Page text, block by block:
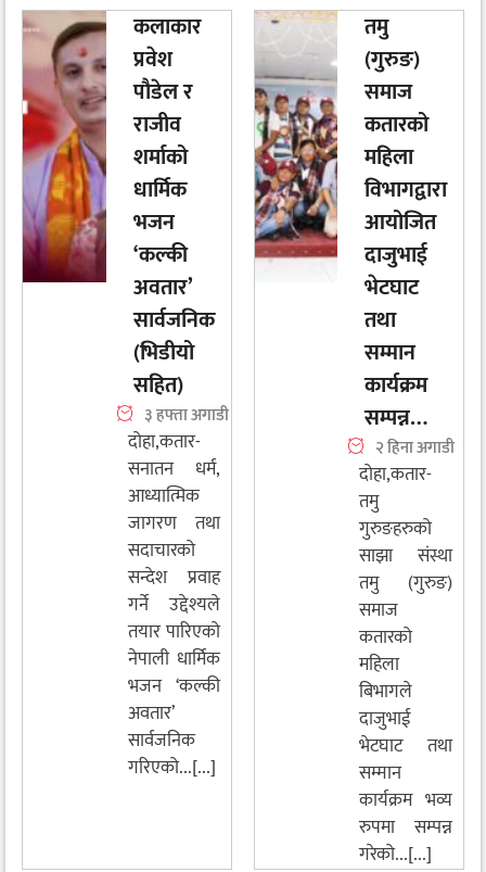
कलाकार
प्रवेश
पौडेल र
राजीव
शर्माको
धार्मिक
भजन
‘कल्की
अवतार’
सार्वजनिक
(भिडीयो
सहित)
३ हफ्ता अगाडी
दोहा,कतार-
सनातन धर्म,
आध्यात्मिक
जागरण तथा
सदाचारको
सन्देश प्रवाह
गर्ने उद्देश्यले
तयार पारिएको
नेपाली धार्मिक
भजन ‘कल्की
अवतार’
सार्वजनिक
गरिएको...[...]
तमु
(गुरुङ)
समाज
कतारको
महिला
विभागद्वारा
आयोजित
दाजुभाई
भेटघाट
तथा
सम्मान
कार्यक्रम
सम्पन्न…
२ हिना अगाडी
दोहा,कतार-
तमु
गुरुङहरुको
साझा संस्था
तमु (गुरुङ)
समाज
कतारको
महिला
बिभागले
दाजुभाई
भेटघाट तथा
सम्मान
कार्यक्रम भव्य
रुपमा सम्पन्न
गरेको...[...]